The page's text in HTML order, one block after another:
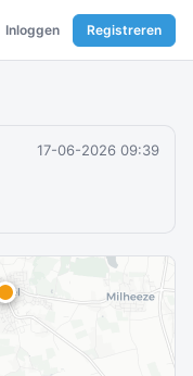
Inloggen Registreren
17-06-2026 09:39